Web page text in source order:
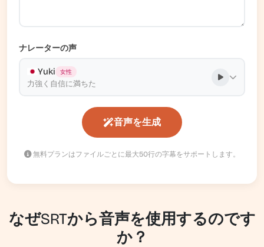
ナレーターの声
Yuki 女性
力強く自信に満ちた
音声を生成
無料プランはファイルごとに最大50行の字幕をサポートします。
なぜSRTから音声を使用するのです
か？